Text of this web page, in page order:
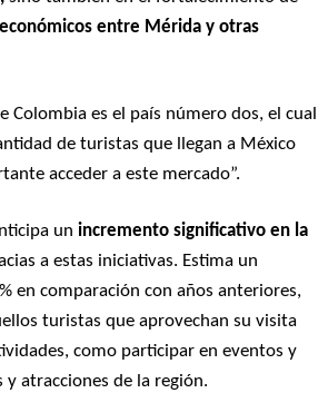
entre Mérida y otras
Colombia es el país número dos, el cual
de turistas que llegan a México
acceder a este mercado”.
un incremento significativo en la
a estas iniciativas. Estima un
en comparación con años anteriores,
turistas que aprovechan su visita
como participar en eventos y
atracciones de la región.